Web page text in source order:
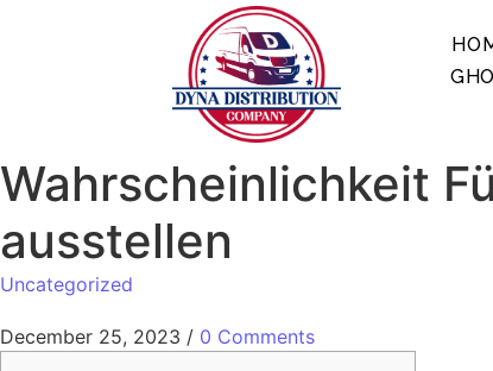
Wahrscheinlichkeit
ausstellen
Uncategorized
December 25, 2023 / 0 Comments